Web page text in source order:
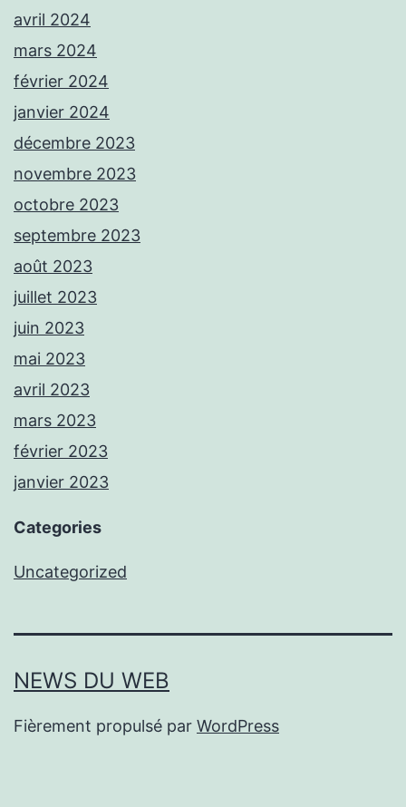
avril 2024
mars 2024
février 2024
janvier 2024
décembre 2023
novembre 2023
octobre 2023
septembre 2023
août 2023
juillet 2023
juin 2023
mai 2023
avril 2023
mars 2023
février 2023
janvier 2023
Categories
Uncategorized
NEWS DU WEB
Fièrement propulsé par WordPress